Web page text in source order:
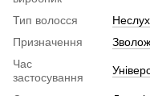
Тип волосся
Призначення
Час
застосування